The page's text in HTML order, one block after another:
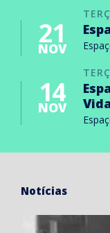
21
NOV
14
NOV
Notícias